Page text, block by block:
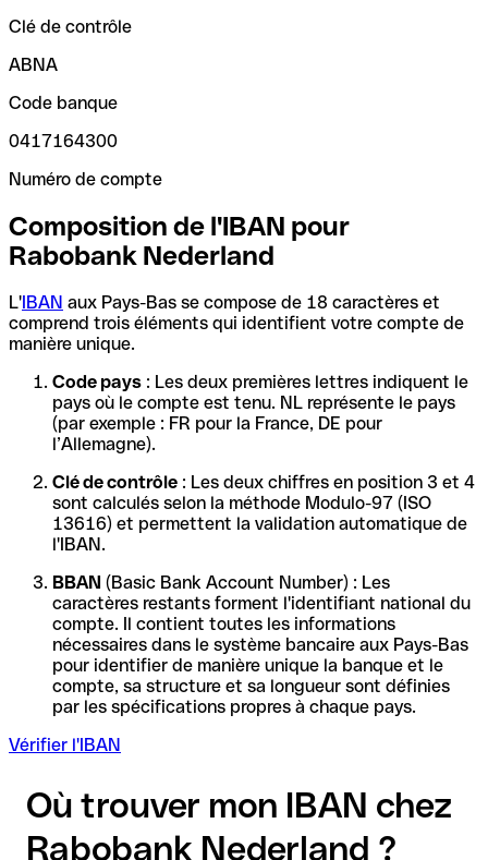
Clé de contrôle
ABNA
Code banque
0417164300
Numéro de compte
Composition de l'IBAN pour
Rabobank Nederland
L'IBAN aux Pays-Bas se compose de 18 caractères et
comprend trois éléments qui identifient votre compte de
manière unique.
Code pays : Les deux premières lettres indiquent le
pays où le compte est tenu. NL représente le pays
(par exemple : FR pour la France, DE pour
l’Allemagne).
Clé de contrôle : Les deux chiffres en position 3 et 4
sont calculés selon la méthode Modulo-97 (ISO
13616) et permettent la validation automatique de
l'IBAN.
BBAN (Basic Bank Account Number) : Les
caractères restants forment l'identifiant national du
compte. Il contient toutes les informations
nécessaires dans le système bancaire aux Pays-Bas
pour identifier de manière unique la banque et le
compte, sa structure et sa longueur sont définies
par les spécifications propres à chaque pays.
Vérifier l'IBAN
Où trouver mon IBAN chez
Rabobank Nederland ?